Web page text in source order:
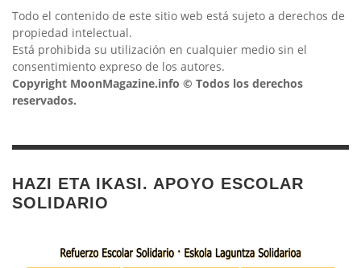
Todo el contenido de este sitio web está sujeto a derechos de
propiedad intelectual.
Está prohibida su utilización en cualquier medio sin el
consentimiento expreso de los autores.
Copyright MoonMagazine.info © Todos los derechos
reservados.
HAZI ETA IKASI. APOYO ESCOLAR
SOLIDARIO